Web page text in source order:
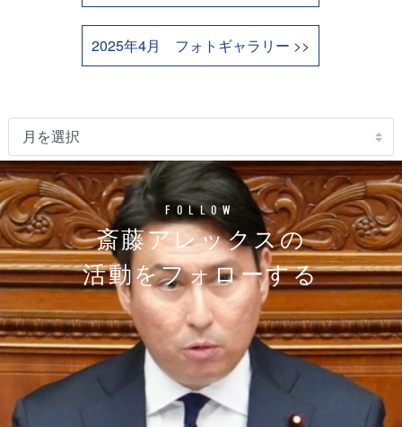
2025年4月 フォトギャラリー >>
FOLLOW
斎藤アレックスの
活動をフォローする